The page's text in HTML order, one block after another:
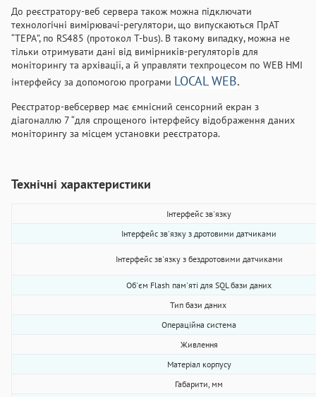
До реєстратору-веб сервера також можна підключати
технологічні вимірювачі-регулятори, що випускаються ПрАТ
“ТЕРА”, по RS485 (протокол T-bus). В такому випадку, можна не
тільки отримувати дані від вимірників-регуляторів для
моніторингу та архівації, а й управляти техпроцесом по WEB HMI
інтерфейсу за допомогою програми LOCAL WEB.
Реєстратор-вебсервер має ємнісний сенсорний екран з
діагоналлю 7 “для спрощеного інтерфейсу відображення даних
моніторингу за місцем установки реєстратора.
Технічні характеристики
Інтерфейс зв'язку
Інтерфейс зв'язку з дротовими датчиками
Інтерфейс зв'язку з бездротовими датчиками
Об'єм Flash пам'яті для SQL бази даних
Тип бази даних
Операційна система
Живлення
Матеріал корпусу
Габарити, мм